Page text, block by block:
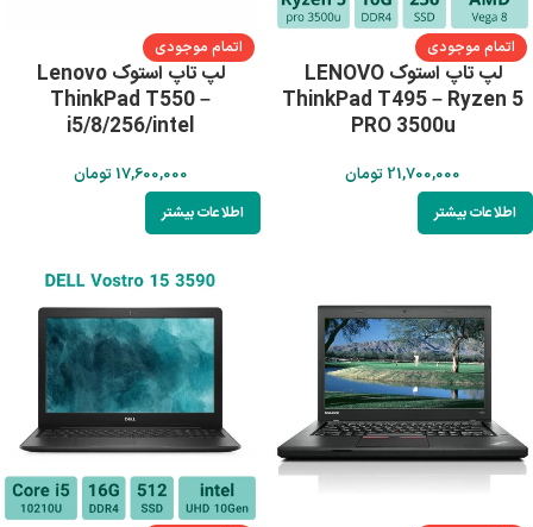
اتمام موجودی
لپ تاپ استوک LENOVO
ThinkPad T495 – Ryzen 5
PRO 3500u
21,700,000 تومان
اطلاعات بیشتر
اتمام موجودی
لپ تاپ استوک Lenovo
ThinkPad T550 –
i5/8/256/intel
17,600,000 تومان
اطلاعات بیشتر